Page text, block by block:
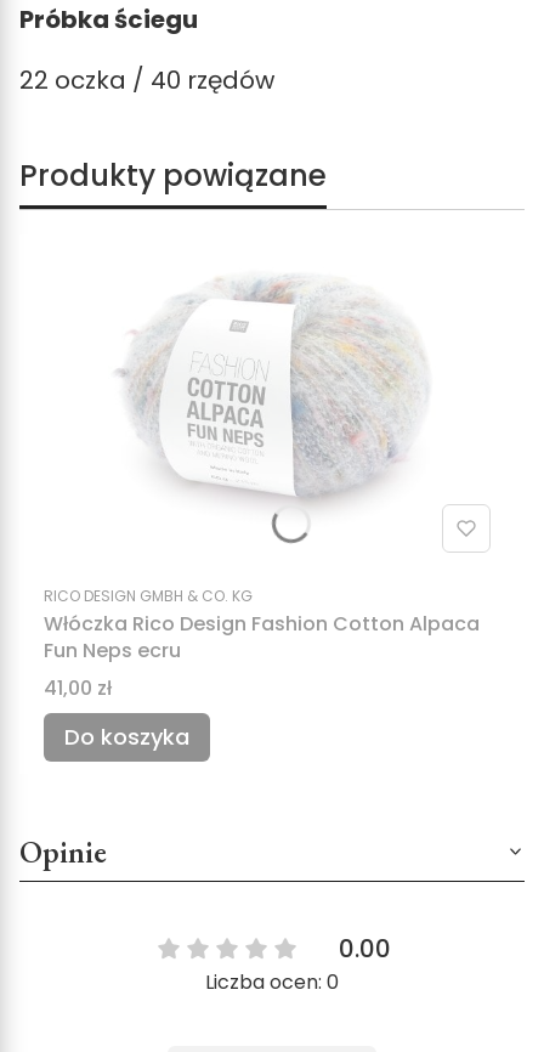
Próbka ściegu
22 oczka / 40 rzędów
Produkty powiązane
RICO DESIGN GMBH & CO. KG
Włóczka Rico Design Fashion Cotton Alpaca
Fun Neps ecru
Cena
41,00 zł
Do koszyka
Opinie
0.00
Liczba ocen: 0